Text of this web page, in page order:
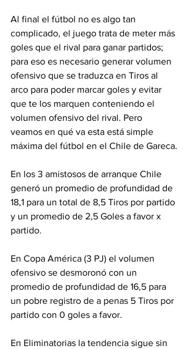
Al final el fútbol no es algo tan
complicado, el juego trata de meter más
goles que el rival para ganar partidos;
para eso es necesario generar volumen
ofensivo que se traduzca en Tiros al
arco para poder marcar goles y evitar
que te los marquen conteniendo el
volumen ofensivo del rival. Pero
veamos en qué va esta está simple
máxima del fútbol en el Chile de Gareca.
En los 3 amistosos de arranque Chile
generó un promedio de profundidad de
18,1 para un total de 8,5 Tiros por partido
y un promedio de 2,5 Goles a favor x
partido.
En Copa América (3 PJ) el volumen
ofensivo se desmoronó con un
promedio de profundidad de 16,5 para
un pobre registro de a penas 5 Tiros por
partido con 0 goles a favor.
En Eliminatorias la tendencia sigue sin